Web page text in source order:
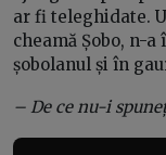
ar fi teleghidate.
cheamă Șobo, n-
șobolanul și în
– De ce nu-i